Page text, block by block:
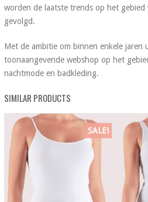
worden de laatste trends op het
gevolgd.
Met de ambitie om binnen enkele jaren
toonaangevende webshop op het
nachtmode en badkleding.
SIMILAR PRODUCTS
SALE!